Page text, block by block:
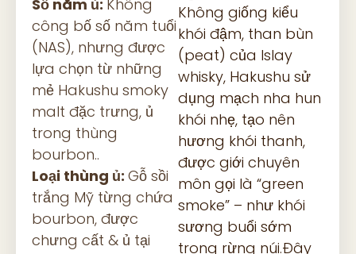
Số năm ủ: Không
công bố số năm tuổi
(NAS), nhưng được
lựa chọn từ những
mẻ Hakushu smoky
malt đặc trưng, ủ
trong thùng
bourbon..
Loại thùng ủ: Gỗ sồi
trắng Mỹ từng chứa
bourbon, được
chưng cất & ủ tại
Không giống kiểu
khói đậm, than bùn
(peat) của Islay
whisky, Hakushu sử
dụng mạch nha hun
khói nhẹ, tạo nên
hương khói thanh,
được giới chuyên
môn gọi là “green
smoke” – như khói
sương buổi sớm
trong rừng núi.Đây